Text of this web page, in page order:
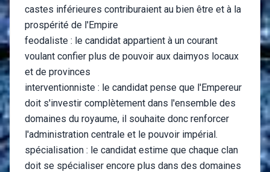
castes inférieures contriburaient au bien être et à la
prospérité de l'Empire
feodaliste : le candidat appartient à un courant
voulant confier plus de pouvoir aux daimyos locaux
et de provinces
interventionniste : le candidat pense que l'Empereur
doit s'investir complètement dans l'ensemble des
domaines du royaume, il souhaite donc renforcer
l'administration centrale et le pouvoir impérial.
spécialisation : le candidat estime que chaque clan
doit se spécialiser encore plus dans des domaines